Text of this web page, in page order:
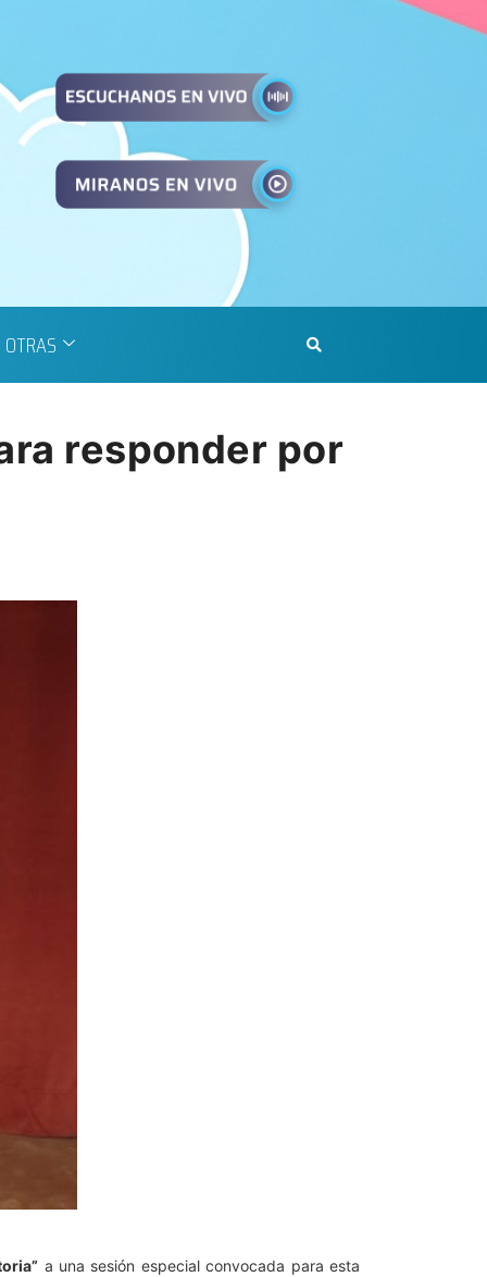
OTRAS
responder por
a una sesión especial convocada para esta